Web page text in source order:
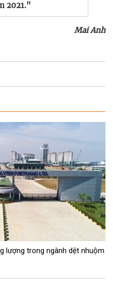
2021."
Mai Anh
lượng trong ngành dệt nhuộm